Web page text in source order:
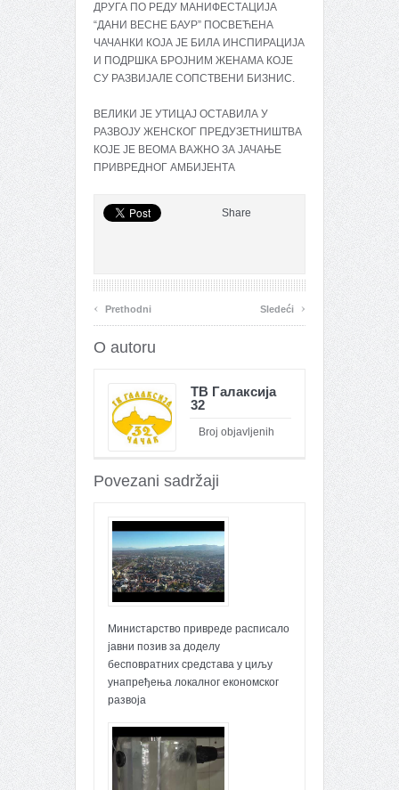
ДРУГА ПО РЕДУ МАНИФЕСТАЦИЈА
“ДАНИ ВЕСНЕ БАУР” ПОСВЕЋЕНА
ЧАЧАНКИ КОЈА ЈЕ БИЛА ИНСПИРАЦИЈА
И ПОДРШКА БРОЈНИМ ЖЕНАМА КОЈЕ
СУ РАЗВИЈАЛЕ СОПСТВЕНИ БИЗНИС.
ВЕЛИКИ ЈЕ УТИЦАЈ ОСТАВИЛА У
РАЗВОЈУ ЖЕНСКОГ ПРЕДУЗЕТНИШТВА
КОЈЕ ЈЕ ВЕОМА ВАЖНО ЗА ЈАЧАЊЕ
ПРИВРЕДНОГ АМБИЈЕНТА
Share
‹ Prethodni Sledeći ›
O autoru
ТВ Галаксија
32
Broj objavljenih
Povezani sadržaji
Министарство привреде расписало
јавни позив за доделу
бесповратних средстава у циљу
унапређења локалног економског
развоја